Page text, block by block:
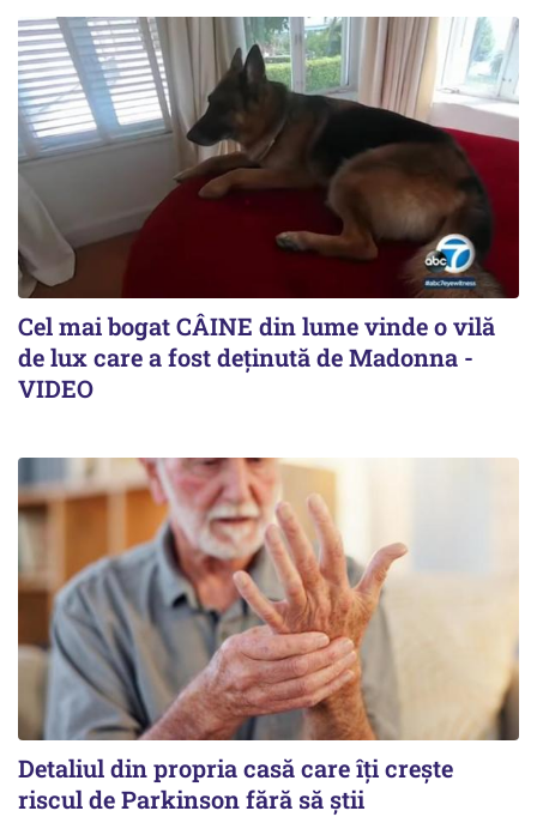
Cel mai bogat CÂINE din lume vinde o vilă
de lux care a fost deținută de Madonna -
VIDEO
Detaliul din propria casă care îți crește
riscul de Parkinson fără să știi